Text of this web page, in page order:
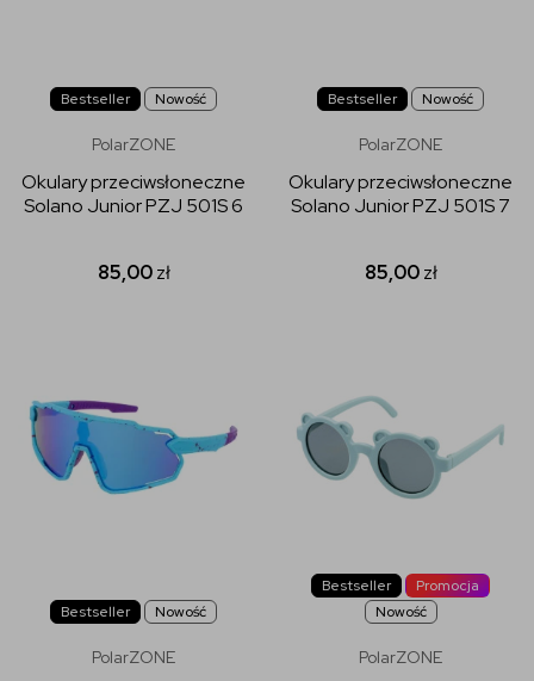
Bestseller Nowość
PolarZONE
Okulary przeciwsłoneczne
Solano Junior PZJ 501S 6
85,00zł
Bestseller Nowość
PolarZONE
Okulary przeciwsłoneczne
Solano Junior PZJ 501S 7
85,00zł
Bestseller Nowość
PolarZONE
Bestseller
Promocja
Nowość
PolarZONE